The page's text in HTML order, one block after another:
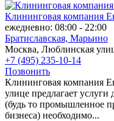
Клининговая компания
ежедневно: 08:00 - 22:00
Братиславская, Марьино
Москва, Люблинская
+7 (495) 235-10-14
Позвонить
Клининговая компания
улице предлагает
(будь то промышленное
бизнеса) необходимо...